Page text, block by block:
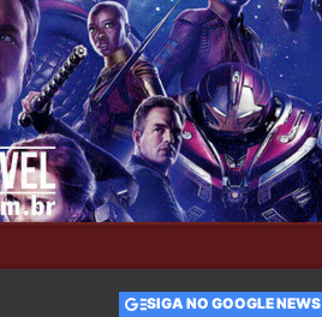
SIGA NO GOOGLE NEWS